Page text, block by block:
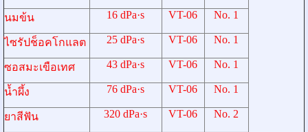
นมข้น 16 dPa·s VT-06 No. 1
ไซรัปช็อคโกแลต 25 dPa·s VT-06 No. 1
ซอสมะเขือเทศ 43 dPa·s VT-06 No. 1
น้ำผึ้ง 76 dPa·s VT-06 No. 1
ยาสีฟัน 320 dPa·s VT-06 No. 2